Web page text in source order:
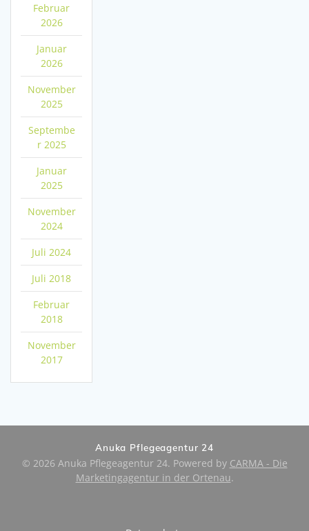
Februar
2026
Januar
2026
November
2025
Septembe
r 2025
Januar
2025
November
2024
Juli 2024
Juli 2018
Februar
2018
November
2017
Anuka Pflegeagentur 24
© 2026 Anuka Pflegeagentur 24. Powered by CARMA - Die
Marketingagentur in der Ortenau.